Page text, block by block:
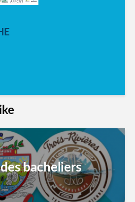
bacheliers